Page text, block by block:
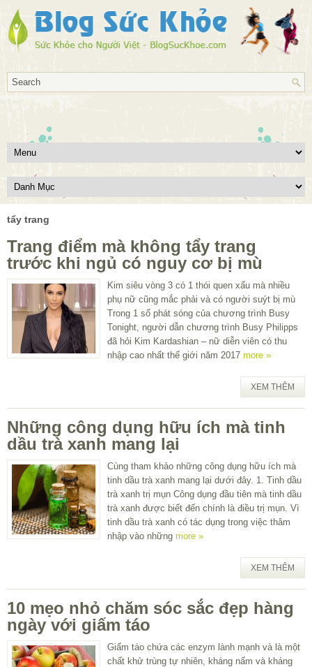
tẩy trang
Trang điểm mà không tẩy trang
trước khi ngủ có nguy cơ bị mù
Kim siêu vòng 3 có 1 thói quen xấu mà nhiều
phụ nữ cũng mắc phải và có người suýt bị mù
Trong 1 số phát sóng của chương trình Busy
Tonight, người dẫn chương trình Busy Philipps
đã hỏi Kim Kardashian – nữ diễn viên có thu
nhập cao nhất thế giới năm 2017 more »
XEM THÊM
Những công dụng hữu ích mà tinh
dầu trà xanh mang lại
Cùng tham khảo những công dụng hữu ích mà
tinh dầu trà xanh mang lại dưới đây. 1. Tinh dầu
trà xanh trị mụn Công dụng đầu tiên mà tinh dầu
trà xanh được biết đến chính là điều trị mụn. Vì
tinh dầu trà xanh có tác dụng trong việc thâm
nhập vào những more »
XEM THÊM
10 mẹo nhỏ chăm sóc sắc đẹp hàng
ngày với giấm táo
Giấm táo chứa các enzym lành mạnh và là một
chất khử trùng tự nhiên, kháng nấm và kháng